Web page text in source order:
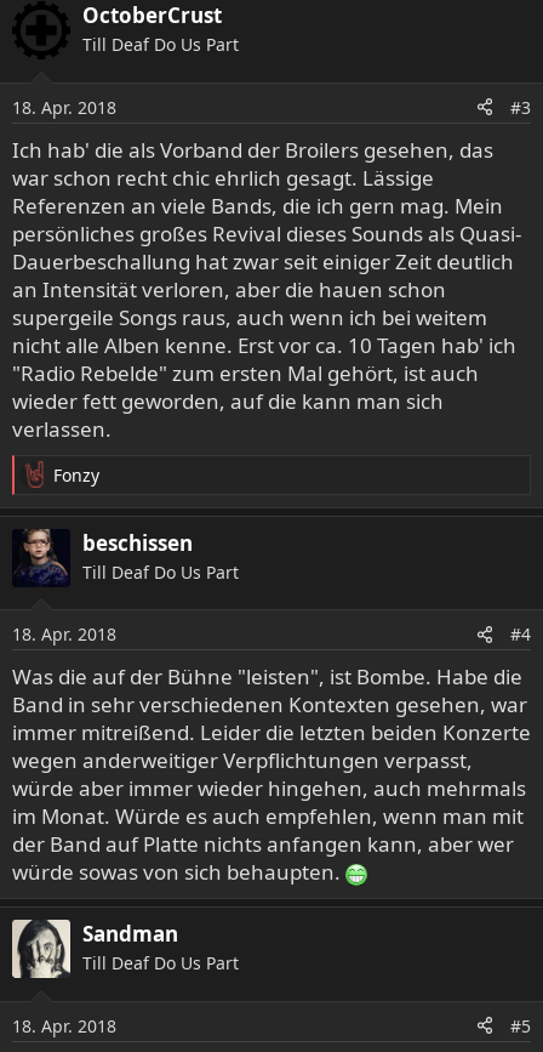
OctoberCrust
Till Deaf Do Us Part
18. Apr. 2018 #3
Ich hab' die als Vorband der Broilers gesehen, das
war schon recht chic ehrlich gesagt. Lässige
Referenzen an viele Bands, die ich gern mag. Mein
persönliches großes Revival dieses Sounds als Quasi-
Dauerbeschallung hat zwar seit einiger Zeit deutlich
an Intensität verloren, aber die hauen schon
supergeile Songs raus, auch wenn ich bei weitem
nicht alle Alben kenne. Erst vor ca. 10 Tagen hab' ich
"Radio Rebelde" zum ersten Mal gehört, ist auch
wieder fett geworden, auf die kann man sich
verlassen.
R
e
a
k
t
n
e
n
:
Fonzy
beschissen
Till Deaf Do Us Part
18. Apr. 2018 #4
Was die auf der Bühne "leisten", ist Bombe. Habe die
Band in sehr verschiedenen Kontexten gesehen, war
immer mitreißend. Leider die letzten beiden Konzerte
wegen anderweitiger Verpflichtungen verpasst,
würde aber immer wieder hingehen, auch mehrmals
im Monat. Würde es auch empfehlen, wenn man mit
der Band auf Platte nichts anfangen kann, aber wer
würde sowas von sich behaupten.
Sandman
Till Deaf Do Us Part
18. Apr. 2018 #5